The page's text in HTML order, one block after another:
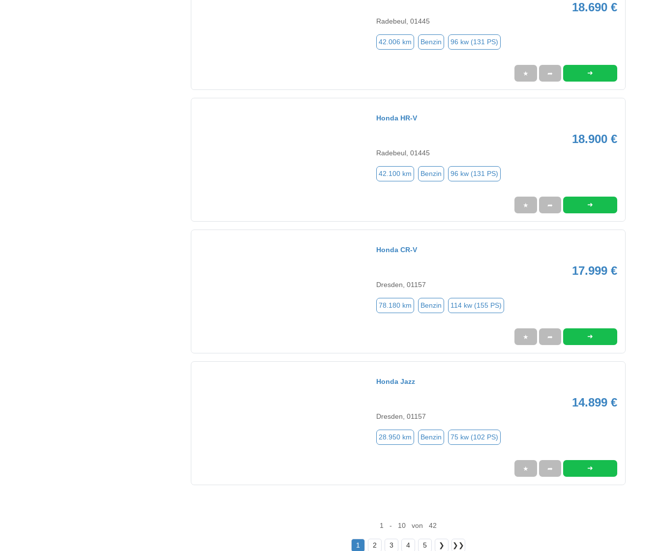
18.690 €
Radebeul, 01445
42.006 km Benzin 96 kw (131 PS)
★ ➦ ➜
Honda HR-V
18.900 €
Radebeul, 01445
42.100 km Benzin 96 kw (131 PS)
★ ➦ ➜
Honda CR-V
17.999 €
Dresden, 01157
78.180 km Benzin 114 kw (155 PS)
★ ➦ ➜
Honda Jazz
14.899 €
Dresden, 01157
28.950 km Benzin 75 kw (102 PS)
★ ➦ ➜
1 - 10 von 42
1 2 3 4 5 ❯ ❯❯